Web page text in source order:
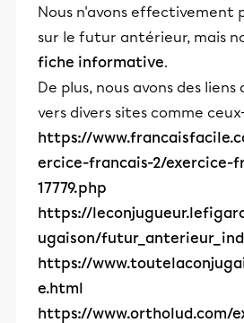
Nous n'avons effectivement
sur le futur antérieur, mais
fiche informative.
De plus, nous avons des
vers divers sites comme
https://
ercice-francais-2/exercice-
17779.php
https://
ugaison/
https://
e.html
https://www.ortholud.com/